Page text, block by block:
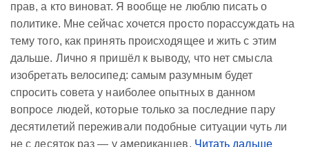
прав, а кто виноват. Я вообще не люблю писать о
политике. Мне сейчас хочется просто порассуждать на
тему того, как принять происходящее и жить с этим
дальше. Лично я пришёл к выводу, что нет смысла
изобретать велосипед: самым разумным будет
спросить совета у наиболее опытных в данном
вопросе людей, которые только за последние пару
десятилетий переживали подобные ситуации чуть ли
не с десяток раз — у американцев. Читать дальше